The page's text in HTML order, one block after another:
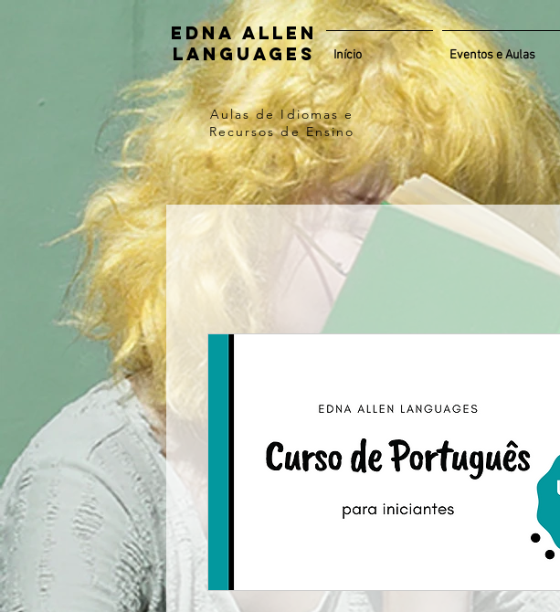
Edna Allen
Languages
Início Eventos e Aulas
Aulas de Idiomas e
Recursos de Ensino